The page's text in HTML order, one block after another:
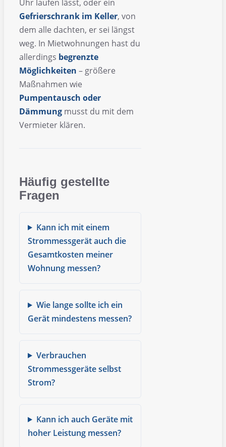
Uhr laufen lässt, oder ein
Gefrierschrank im Keller, von
dem alle dachten, er sei längst
weg. In Mietwohnungen hast du
allerdings begrenzte
Möglichkeiten – größere
Maßnahmen wie
Pumpentausch oder
Dämmung musst du mit dem
Vermieter klären.
Häufig gestellte
Fragen
Kann ich mit einem
Strommessgerät auch die
Gesamtkosten meiner
Wohnung messen?
Wie lange sollte ich ein
Gerät mindestens messen?
Verbrauchen
Strommessgeräte selbst
Strom?
Kann ich auch Geräte mit
hoher Leistung messen?